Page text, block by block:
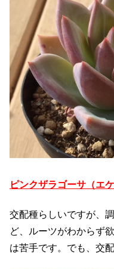
ピンクザラゴーサ（エ
交配種らしいですが、
ど、ルーツがわからず
は苦手です。でも、交